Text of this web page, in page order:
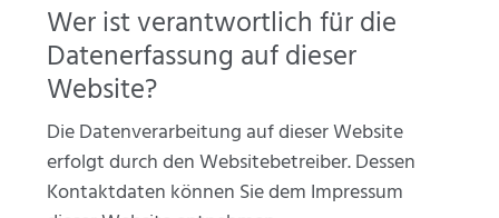
Wer ist verantwortlich für die
Datenerfassung auf dieser
Website?
Die Datenverarbeitung auf dieser Website
erfolgt durch den Websitebetreiber. Dessen
Kontaktdaten können Sie dem Impressum